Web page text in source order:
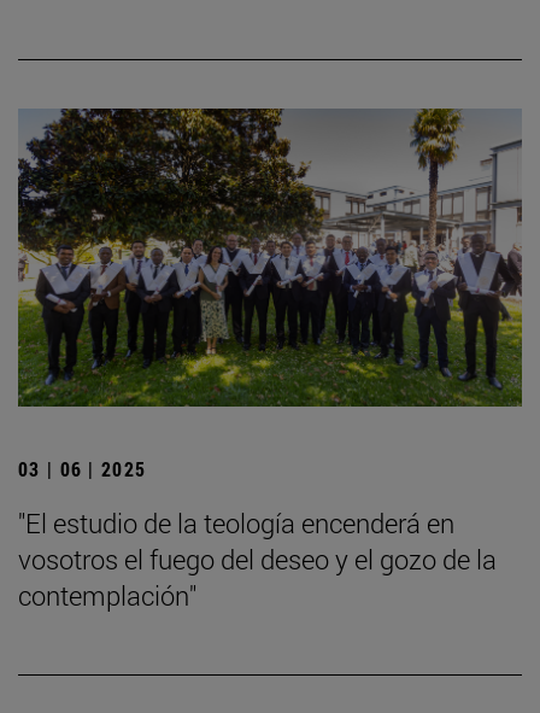
03 | 06 | 2025
"El estudio de la teología encenderá en
vosotros el fuego del deseo y el gozo de la
contemplación"